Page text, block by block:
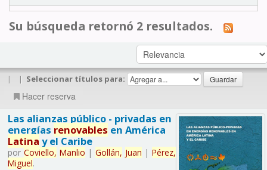
Su búsqueda retornó 2 resultados.
| | Seleccionar títulos para:
Hacer reserva
Las alianzas público - privadas en
energías renovables en América
Latina y el Caribe
por Coviello, Manlio | Gollán, Juan | Pérez,
Miguel.